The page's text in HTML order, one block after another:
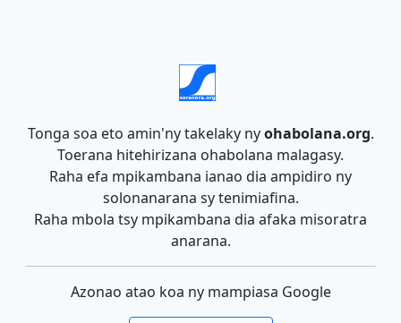
Tonga soa eto amin'ny takelaky nyohabolana.org.
Toerana hitehirizana ohabolana malagasy.
Raha efa mpikambana ianao dia ampidiro ny
solonanarana sy tenimiafina.
Raha mbola tsy mpikambana dia afaka misoratra
anarana.
Azonao atao koa ny mampiasa Google